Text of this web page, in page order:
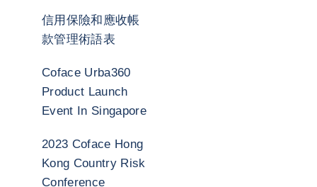
信用保險和應收帳
款管理術語表
Coface Urba360
Product Launch
Event In Singapore
2023 Coface Hong
Kong Country Risk
Conference